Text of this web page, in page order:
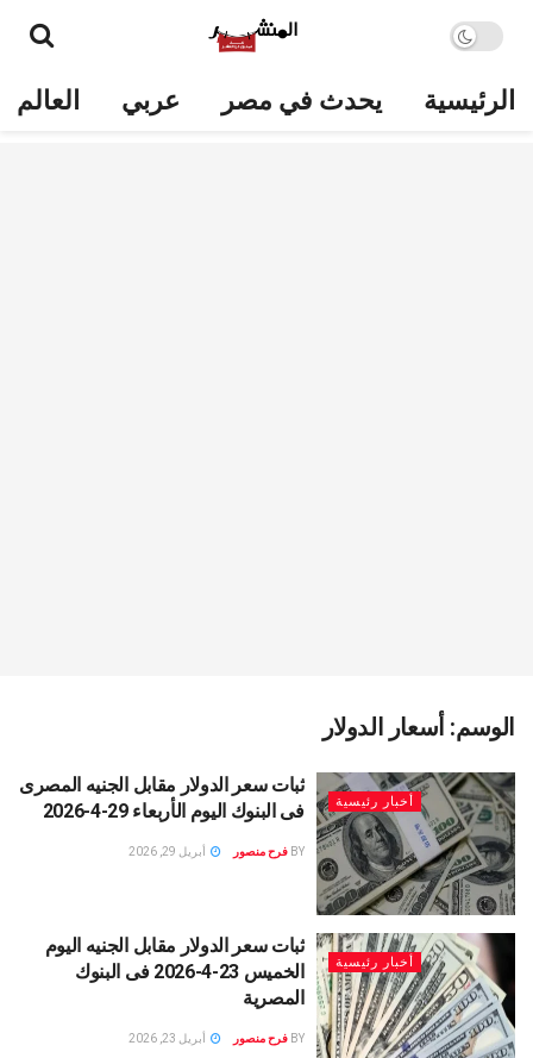
الرئيسية يحدث في مصر عربي العالم
الوسم: أسعار الدولار
أخبار رئيسية
ثبات سعر الدولار مقابل الجنيه المصرى
فى البنوك اليوم الأربعاء 29-4-2026
BY فرح منصور أبريل 29, 2026
أخبار رئيسية
ثبات سعر الدولار مقابل الجنيه اليوم
الخميس 23-4-2026 فى البنوك
المصرية
BY فرح منصور أبريل 23, 2026